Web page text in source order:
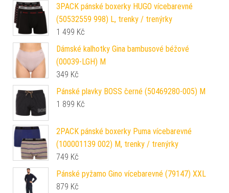
3PACK pánské boxerky HUGO vícebarevné
(50532559 998) L, trenky / trenýrky
1 499 Kč
Dámské kalhotky Gina bambusové béžové
(00039-LGH) M
349 Kč
Pánské plavky BOSS černé (50469280-005) M
1 899 Kč
2PACK pánské boxerky Puma vícebarevné
(100001139 002) M, trenky / trenýrky
749 Kč
Pánské pyžamo Gino vícebarevné (79147) XXL
879 Kč